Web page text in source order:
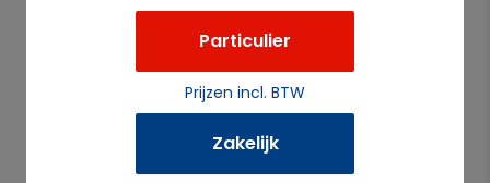
Particulier
Prijzen incl. BTW
Zakelijk